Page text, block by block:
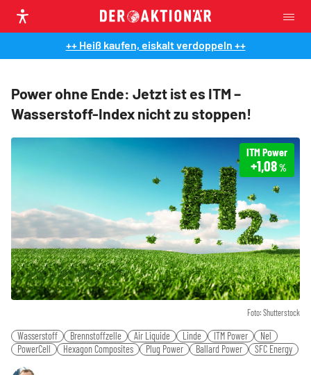
++ Heiß kaufen, eiskalt verdoppeln ++
Power ohne Ende: Jetzt ist es ITM –
Wasserstoff-Index nicht zu stoppen!
Foto: Shutterstock
ITM Power
+1,08 %
Wasserstoff Brennstoffzelle Air Liquide Linde ITM Power
Nel
PowerCell
Hexagon Composites Plug Power Ballard Power SFC Energy